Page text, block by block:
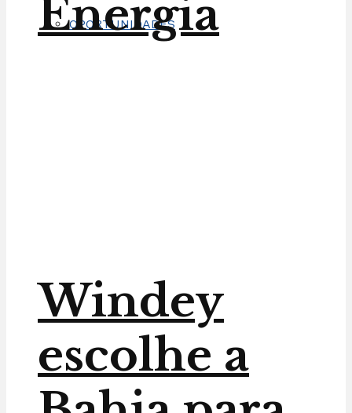
OPORTUNIDADES
Energia
Windey
escolhe a